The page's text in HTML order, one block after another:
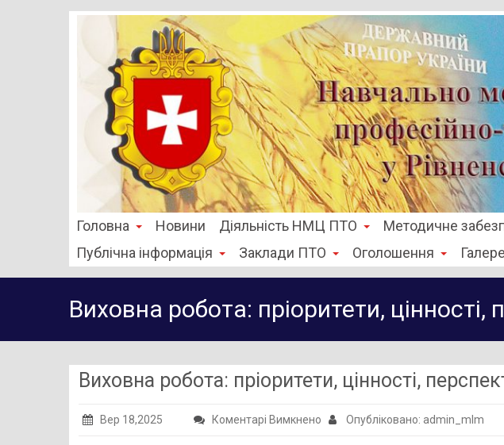
Головна Новини Діяльність НМЦ ПТО Методичне
Публічна інформація
Заклади ПТО Оголошення
Виховна робота: пріоритети, цінності,
Виховна робота: пріоритети, цінності,
Вер 18,2025 Коментарі Вимкнено до
Опубліковано: admin_mlm